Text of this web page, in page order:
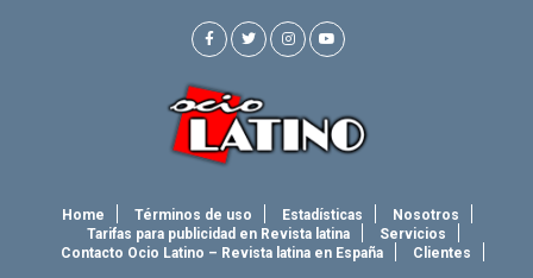
Home Términos de uso Estadísticas
Nosotros
Tarifas para publicidad en Revista latina
Servicios
Contacto Ocio Latino – Revista latina en España
Clientes